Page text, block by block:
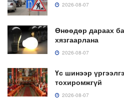
2026-08-07
Өнөөдөр дараах
хязгаарлана
2026-08-07
Үс шинээр
тохиромжгүй
2026-08-07